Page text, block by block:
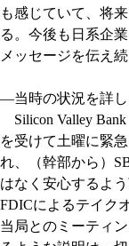
も感じていて、将
る。今後も日系企
メッセージを伝え
―当時の状況を詳し
Silicon Valley
を受けて土曜に緊
れ、（幹部から）
はなく安心するよ
FDICによるテイク
当局とのミーティ